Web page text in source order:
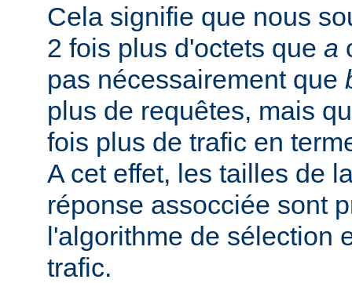
Cela signifie que nous
2 fois plus d'octets que a
pas nécessairement que
plus de requêtes, mais
fois plus de trafic en
A cet effet, les tailles de
réponse assocciée sont
l'algorithme de sélection
trafic.